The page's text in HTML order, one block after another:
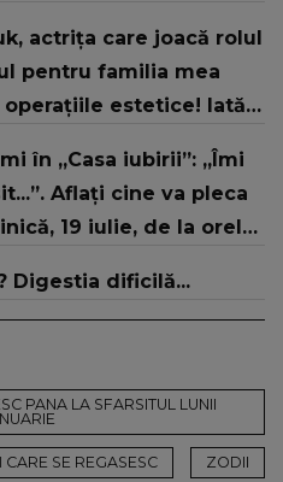
actrița care joacă rolul
pentru familia mea
estetice! Iată
în „Casa iubirii”: „Îmi
Aflați cine va pleca
19 iulie, de la orele
Digestia dificilă...
PANA LA SFARSITUL LUNII
CARE SE REGASESC ZODII